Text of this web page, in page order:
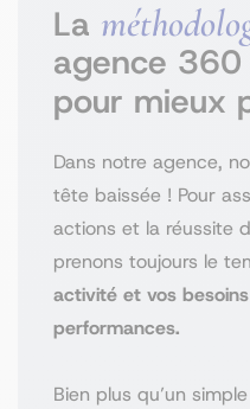
La
agence
pour mieux
Dans notre agence,
tête baissée ! Pour
actions et la réussite
prenons toujours le
activité et vos besoins
performances.
Bien plus qu’un